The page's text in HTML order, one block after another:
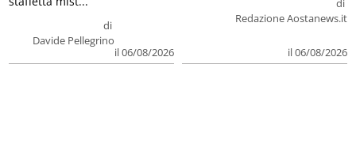
di
Davide Pellegrino
il 06/08/2026
di
Redazione Aostanews.it
il 06/08/2026